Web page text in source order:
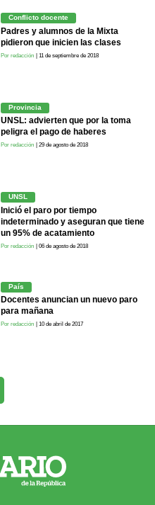
Conflicto docente
Padres y alumnos de la Mixta
pidieron que inicien las clases
Por redacción | 11 de septiembre de 2018
Provincia
UNSL: advierten que por la toma
peligra el pago de haberes
Por redacción | 29 de agosto de 2018
UNSL
Inició el paro por tiempo
indeterminado y aseguran que tiene
un 95% de acatamiento
Por redacción | 06 de agosto de 2018
País
Docentes anuncian un nuevo paro
para mañana
Por redacción | 10 de abril de 2017